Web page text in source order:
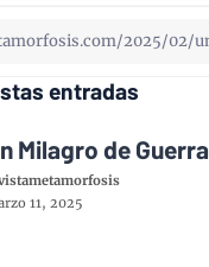
entradas
Milagro de Guerra
11, 2025